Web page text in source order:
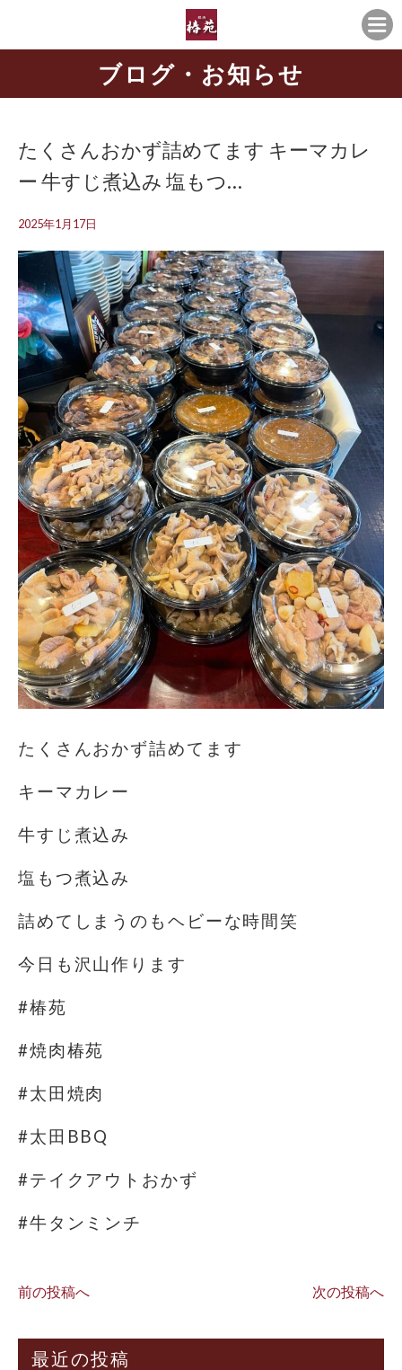
ブログ・お知らせ
たくさんおかず詰めてます キーマカレ
ー 牛すじ煮込み 塩もつ…
2025年1月17日
たくさんおかず詰めてます
キーマカレー
牛すじ煮込み
塩もつ煮込み
詰めてしまうのもヘビーな時間️笑
今日も沢山作ります
#椿苑
#焼肉椿苑
#太田焼肉
#太田BBQ
#テイクアウトおかず
#牛タンミンチ
前の投稿へ 次の投稿へ
最近の投稿